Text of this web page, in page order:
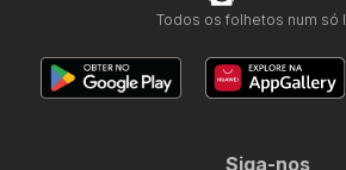
Todos os folhetos num só
Siga-nos